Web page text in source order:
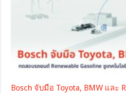
Bosch จับมือ Toyota, BMW และ